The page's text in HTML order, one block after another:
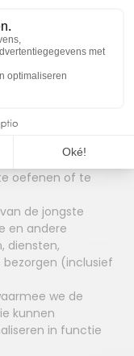
normen;
beheren en de
en ons
en om
te voorkomen
oefenen of te
de jongste
en andere
diensten,
(inclusief
we de
kunnen
in functie